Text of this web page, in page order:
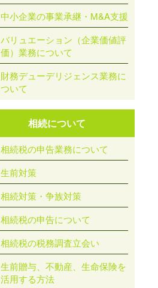
中小企業の事業承継・M&A支援
バリュエーション（企業価値評
価）業務について
財務デューデリジェンス業務に
ついて
相続について
相続税の申告業務について
生前対策
相続対策・争族対策
相続税の申告について
相続税の税務調査立会い
生前贈与、不動産、生命保険を
活用する方法